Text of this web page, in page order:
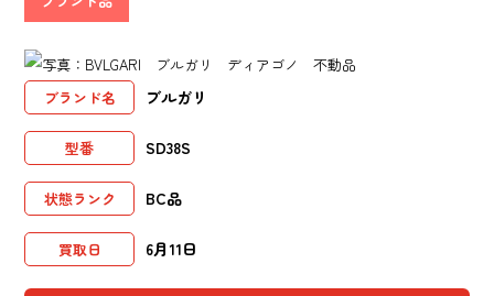
ブランド名 ブルガリ
型番 SD38S
状態ランク BC品
買取日 6月11日